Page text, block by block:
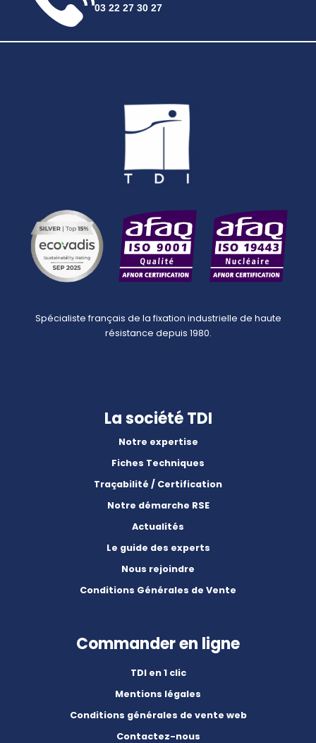
03 22 27 30 27
Spécialiste français de la fixation industrielle de haute
résistance depuis 1980.
La société TDI
Notre expertise
Fiches Techniques
Traçabilité / Certification
Notre démarche RSE
Actualités
Le guide des experts
Nous rejoindre
Conditions Générales de Vente
Commander en ligne
TDI en 1 clic
Mentions légales
Conditions générales de vente web
Contactez-nous